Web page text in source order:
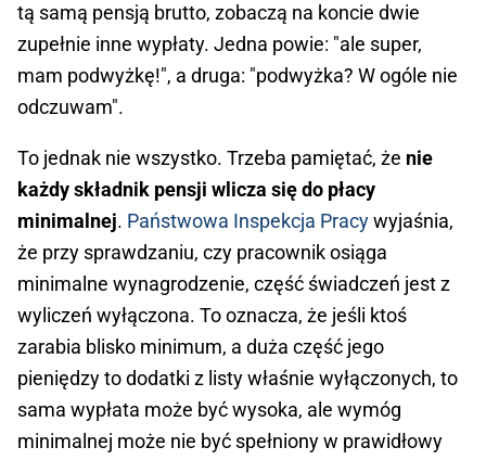
tą samą pensją brutto, zobaczą na koncie dwie
zupełnie inne wypłaty. Jedna powie: "ale super,
mam podwyżkę!", a druga: "podwyżka? W ogóle nie
odczuwam".
To jednak nie wszystko. Trzeba pamiętać, że nie
każdy składnik pensji wlicza się do płacy
minimalnej. Państwowa Inspekcja Pracywyjaśnia,
że przy sprawdzaniu, czy pracownik osiąga
minimalne wynagrodzenie, część świadczeń jest z
wyliczeń wyłączona. To oznacza, że jeśli ktoś
zarabia blisko minimum, a duża część jego
pieniędzy to dodatki z listy właśnie wyłączonych, to
sama wypłata może być wysoka, ale wymóg
minimalnej może nie być spełniony w prawidłowy